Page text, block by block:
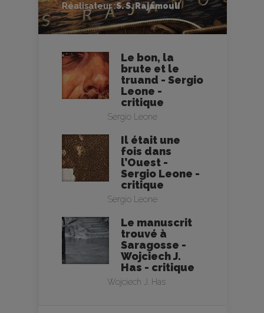
Réalisateur :S. S. Rajamouli
Le bon, la
brute et le
truand - Sergio
Leone -
critique
Sergio Leone
Il était une
fois dans
l’Ouest -
Sergio Leone -
critique
Sergio Leone
Le manuscrit
trouvé à
Saragosse -
Wojciech J.
Has - critique
Wojciech J. Has